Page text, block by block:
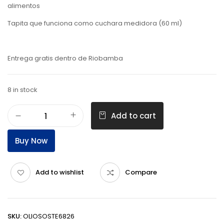
alimentos
Tapita que funciona como cuchara medidora (60 ml)
Entrega gratis dentro de Riobamba
8 in stock
Add to cart
Buy Now
Add to wishlist Compare
SKU:OLIOSOSTE6826